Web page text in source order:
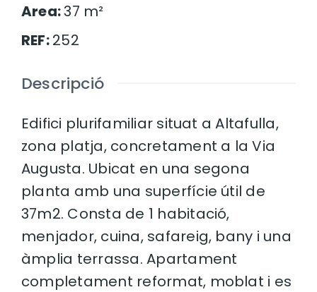
Area:37 m²
REF:252
Descripció
Edifici plurifamiliar situat a Altafulla,
zona platja, concretament a la Via
Augusta. Ubicat en una segona
planta amb una superfície útil de
37m2. Consta de 1 habitació,
menjador, cuina, safareig, bany i una
àmplia terrassa. Apartament
completament reformat, moblat i es